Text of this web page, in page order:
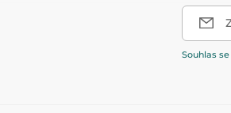
Souhlas